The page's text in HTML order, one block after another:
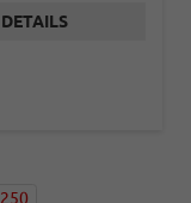
DETAILS
250